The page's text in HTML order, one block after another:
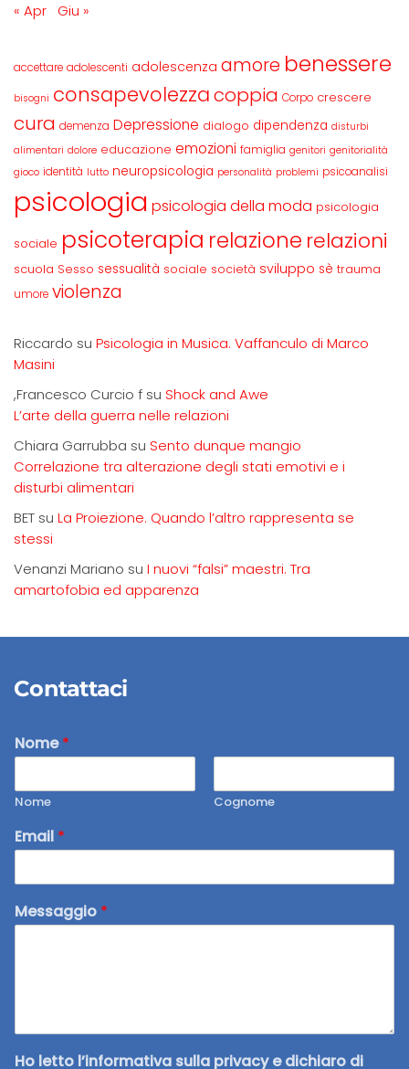
« Apr
Giu »
accettare adolescenti adolescenza amore benessere
bisogni consapevolezzacoppia Corpo crescere
cura demenza Depressione dialogo dipendenza disturbi
alimentari dolore educazione emozioni famiglia genitori genitorialità
gioco identità lutto neuropsicologia personalità problemi psicoanalisi
psicologia psicologia della moda psicologia
sociale psicoterapia relazione relazioni
scuola Sesso sessualità sociale società sviluppo sè trauma
umore violenza
Riccardo su Psicologia in Musica. Vaffanculo di Marco
Masini
,Francesco Curcio f su Shock and Awe
L’arte della guerra nelle relazioni
Chiara Garrubba su Sento dunque mangio
Correlazione tra alterazione degli stati emotivi e i
disturbi alimentari
BET su La Proiezione. Quando l’altro rappresenta se
stessi
Venanzi Mariano su I nuovi “falsi” maestri. Tra
amartofobia ed apparenza
Contattaci
Nome*
Nome Cognome
Email *
Messaggio *
Ho letto l’informativa sulla privacy e dichiaro di